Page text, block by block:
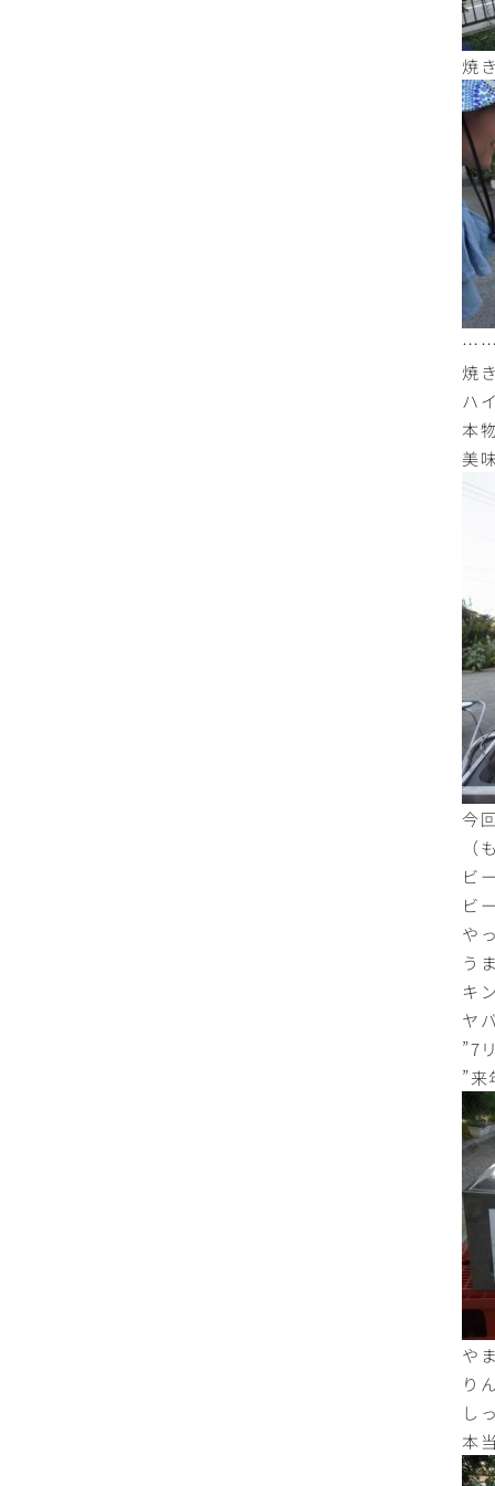
焼
……
焼
ハ
本
美
今
（
ビ
ビ
や
う
キ
ヤ
”7
”
や
り
し
本